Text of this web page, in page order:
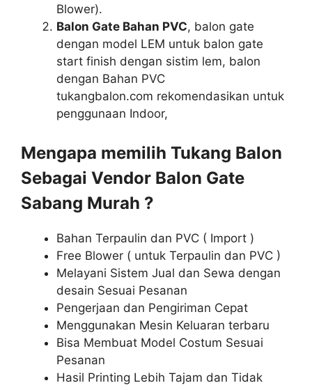
Blower).
Balon Gate Bahan PVC, balon gate
dengan model LEM untuk balon gate
start finish dengan sistim lem, balon
dengan Bahan PVC
tukangbalon.com rekomendasikan untuk
penggunaan Indoor,
Mengapa memilih Tukang Balon
Sebagai Vendor Balon Gate
Sabang Murah ?
Bahan Terpaulin dan PVC ( Import )
Free Blower ( untuk Terpaulin dan PVC )
Melayani Sistem Jual dan Sewa dengan
desain Sesuai Pesanan
Pengerjaan dan Pengiriman Cepat
Menggunakan Mesin Keluaran terbaru
Bisa Membuat Model Costum Sesuai
Pesanan
Hasil Printing Lebih Tajam dan Tidak